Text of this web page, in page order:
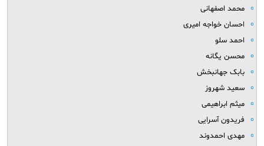
محمد اصفهانی
احسان خواجه امیری
احمد سلو
محسن یگانه
بابک جهانبخش
سعید شهروز
میثم ابراهیمی
فریدون آسرایی
مهدی احمدوند